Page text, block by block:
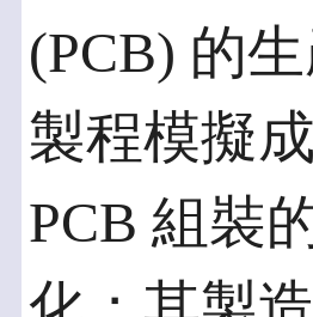
(PCB) 的
製程模擬
PCB 組裝